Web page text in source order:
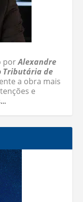
porAlexandre
Tributária de
a obra mais
e